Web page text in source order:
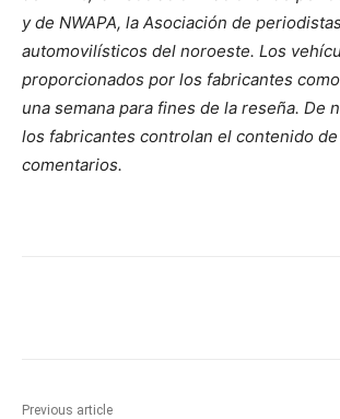
y de NWAPA, la Asociación de periodistas
automovilísticos del noroeste. Los
proporcionados por los fabricantes
una semana para fines de la reseña. De
los fabricantes controlan el contenido
comentarios.
Previous article